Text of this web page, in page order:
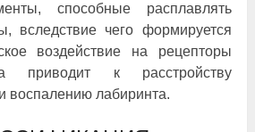
способные расплавлять
вследствие чего формируется
воздействие на рецепторы
приводит к расстройству
воспалению лабиринта.